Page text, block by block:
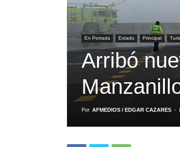
En Portada Estado Principal
Arribó
Por AFMEDIOS / EDGAR CAZARES -